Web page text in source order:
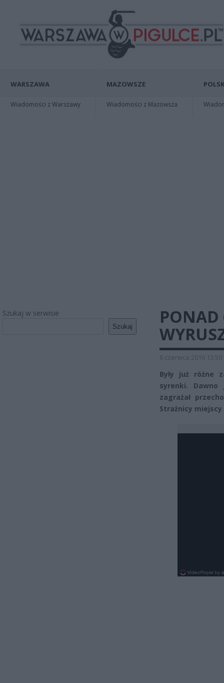
WARSZAWA
Wiadomości z Warszawy
MAZOWSZE
Wiadomości z Mazowsza
Szukaj w serwisie
Szukaj
PONAD
6 czerwca 2016 13:50
Były już różne
syrenki. Dawno
zagrażał
Strażnicy